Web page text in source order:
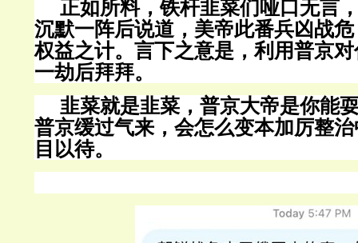
正如所料，铁杆韭菜们哑口无言
沉默一阵后说道，美帝此番兵凶战
权益之计。言下之意是，利用普京
一劫后拜拜。
韭菜就是韭菜，普京大帝是你能
普京缓过气来，会怎么变本加厉整
目以待。